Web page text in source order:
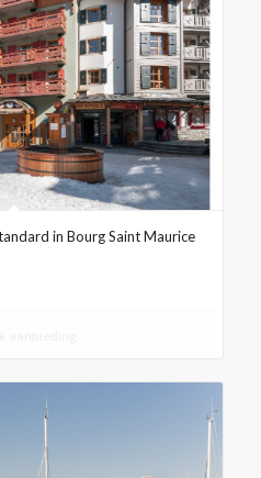
in Bourg Saint Maurice